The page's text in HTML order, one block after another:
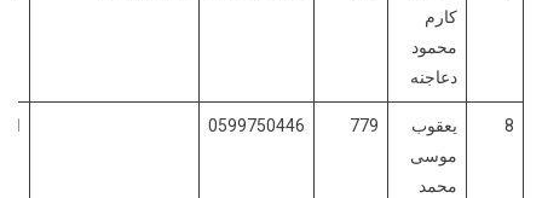
كارم
محمود
دعاجنه
8
يعقوب
موسى
محمد
779
0599750446